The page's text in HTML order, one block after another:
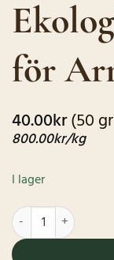
baserat på
kundrecensioner
för
40.00kr(50
800.00kr/kg
I lager
Ekologisk kryddmix